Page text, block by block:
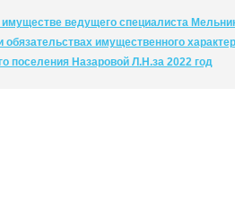
ведущего специалиста
имущественного
поселения Назаровой Л.Н.за 2022 год